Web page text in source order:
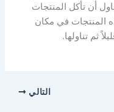
أن تأكل المنتجات
المنتجات في مكان
ثم تناولها.
التالي